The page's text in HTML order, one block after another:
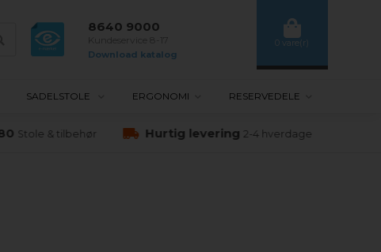
0 vare(r)
8640 9000
Download katalog
SADELSTOLE ERGONOMI RESERVEDELE
Stole & tilbehør Hurtig levering 2-4 hverdage